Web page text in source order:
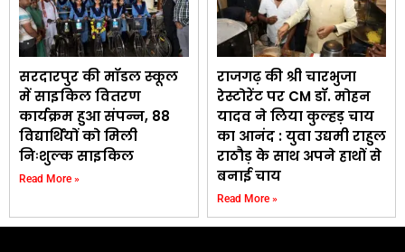
सरदारपुर की मॉडल स्कूल
में साइकिल वितरण
कार्यक्रम हुआ संपन्न, 88
विद्यार्थियों को मिली
निःशुल्क साइकिल
Read More »
राजगढ़ की श्री चारभुजा
रेस्टोरेंट पर CM डॉ. मोहन
यादव ने लिया कुल्हड़ चाय
का आनंद : युवा उद्यमी राहुल
राठौड़ के साथ अपने हाथों से
बनाई चाय
Read More »